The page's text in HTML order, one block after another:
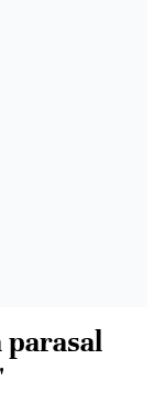
parasal